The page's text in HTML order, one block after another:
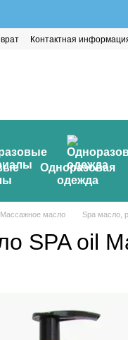
Контактная
Одноразовая
одежда
Массажное масло Spa масло,
SPA oil